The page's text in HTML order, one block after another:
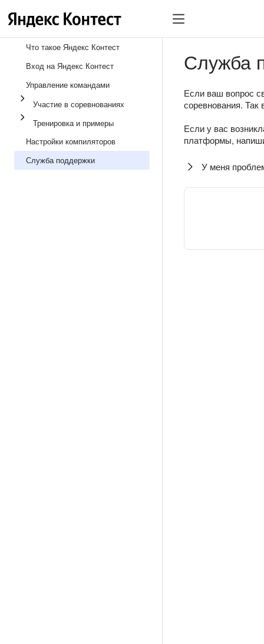
Что такое Яндекс Контест
Вход на Яндекс Контест
Управление командами
Участие в соревнованиях
Тренировка и примеры
Настройки компиляторов
Служба поддержки
Служба
Если ваш вопрос
соревнования. Так
Если у вас
платформы,
У меня